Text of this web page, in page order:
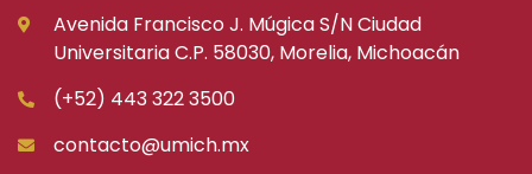
Avenida Francisco J. Múgica S/N Ciudad
Universitaria C.P. 58030, Morelia, Michoacán
(+52) 443 322 3500
contacto@umich.mx